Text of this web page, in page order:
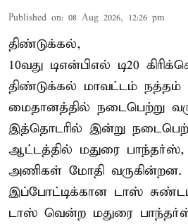
Published on: 08 Aug 2026, 12:26 pm
திண்டுக்கல்,
10வது டிஎன்பிஎல் டி20
திண்டுக்கல் மாவட்டம் நத்தம்
மைதானத்தில் நடைபெற்று
இத்தொடரில் இன்று
ஆட்டத்தில் மதுரை
அணிகள் மோதி வருகின்றன.
இப்போட்டிக்கான டாஸ்
டாஸ் வென்ற மதுரை